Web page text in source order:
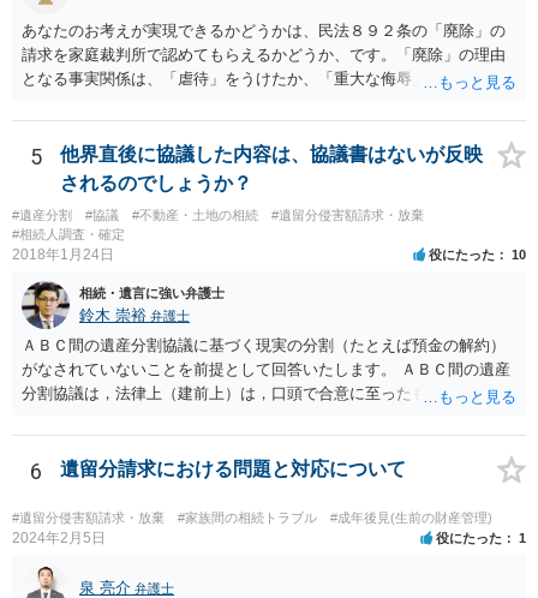
あなたのお考えが実現できるかどうかは、民法８９２条の「廃除」の
請求を家庭裁判所で認めてもらえるかどうか、です。「廃除」の理由
となる事実関係は、「虐待」をうけたか、「重大な侮辱」を受けた
「廃除」は遺言でも可能です（民法８９３条）。 弁護士に具体的な事
情を話して相談して、「廃除」が可能か、実際に法律相談を受けるこ
とをお勧めします。
5
他界直後に協議した内容は、協議書はないが反映
されるのでしょうか？
#遺産分割 #協議 #不動産・土地の相続
#遺留分侵害額請求・放棄
#相続人調査・確定
2018年1月24日 役にたった 10
相続・遺言に強い弁護士
鈴木 崇裕 弁護士
ＡＢＣ間の遺産分割協議に基づく現実の分割（たとえば預金の解約）
がなされていないことを前提として回答いたします。 ＡＢＣ間の遺産
分割協議は，法律上（建前上）は，口頭で合意に至ったものであって
ん。 また，不動産の名義を移転するためには，遺産分割協議書への署
名捺印を得る必要があります。 したがって，残念ながら，「ＡＢＣ間
難と思われます。 「ＡＢＣ間の遺産分割協議は未了のまま，ＡとＢが
死亡し，二次相続が発生した」という前提に基づいて協議を進める必
議の内容を前提とした主張をすることが最も有利ですが，ＡＢの相続
6 遺留分請求における問題と対応について
#遺留分侵害額請求・放棄 #家族間の相続トラブル #成年後見(生前の財産管理)
2024年2月5日 役にたった 1
泉 亮介 弁護士